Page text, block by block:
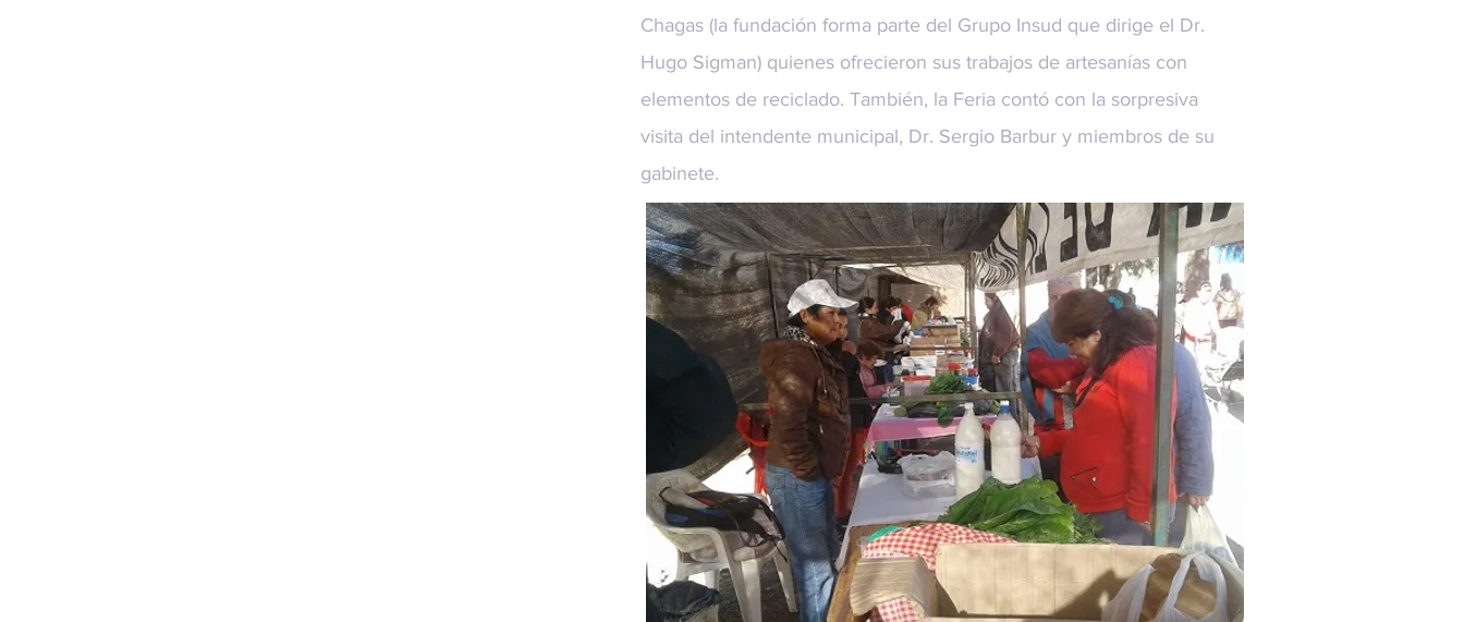
Chagas (la fundación forma parte del Grupo Insud que dirige el Dr.
Hugo Sigman) quienes ofrecieron sus trabajos de artesanías con
elementos de reciclado. También, la Feria contó con la sorpresiva
visita del intendente municipal, Dr. Sergio Barbur y miembros de su
gabinete.